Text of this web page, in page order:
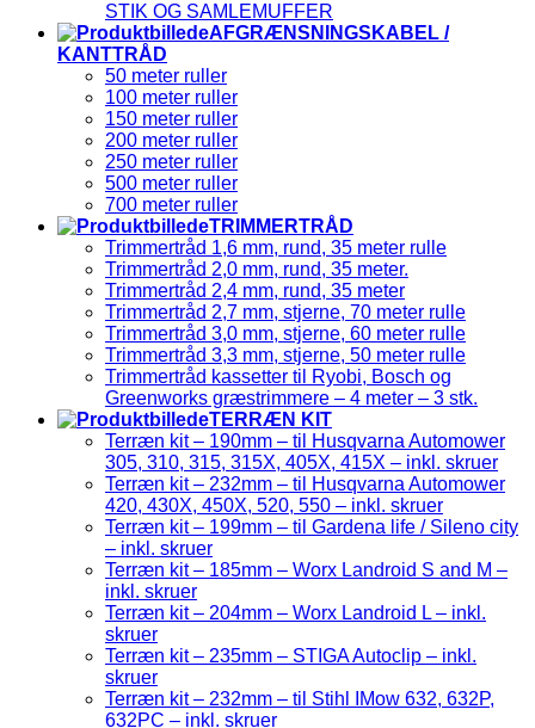
STIK OG SAMLEMUFFER
AFGRÆNSNINGSKABEL /
KANTTRÅD
50 meter ruller
100 meter ruller
150 meter ruller
200 meter ruller
250 meter ruller
500 meter ruller
700 meter ruller
TRIMMERTRÅD
Trimmertråd 1,6 mm, rund, 35 meter rulle
Trimmertråd 2,0 mm, rund, 35 meter.
Trimmertråd 2,4 mm, rund, 35 meter
Trimmertråd 2,7 mm, stjerne, 70 meter rulle
Trimmertråd 3,0 mm, stjerne, 60 meter rulle
Trimmertråd 3,3 mm, stjerne, 50 meter rulle
Trimmertråd kassetter til Ryobi, Bosch og
Greenworks græstrimmere – 4 meter – 3 stk.
TERRÆN KIT
Terræn kit – 190mm – til Husqvarna Automower
305, 310, 315, 315X, 405X, 415X – inkl. skruer
Terræn kit – 232mm – til Husqvarna Automower
420, 430X, 450X, 520, 550 – inkl. skruer
Terræn kit – 199mm – til Gardena life / Sileno city
– inkl. skruer
Terræn kit – 185mm – Worx Landroid S and M –
inkl. skruer
Terræn kit – 204mm – Worx Landroid L – inkl.
skruer
Terræn kit – 235mm – STIGA Autoclip – inkl.
skruer
Terræn kit – 232mm – til Stihl IMow 632, 632P,
632PC – inkl. skruer